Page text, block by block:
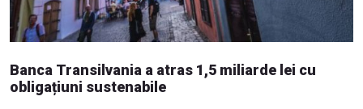
Banca Transilvania a atras 1,5 miliarde lei cu
obligațiuni sustenabile